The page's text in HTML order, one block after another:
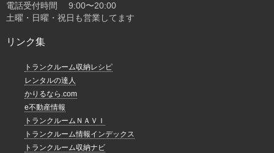
電話受付時間 9:00〜20:00
土曜・日曜・祝日も営業してます
リンク集
トランクルーム収納レシピ
レンタルの達人
かりるなら.com
e不動産情報
トランクルームＮＡＶＩ
トランクルーム情報インデックス
トランクルーム収納ナビ